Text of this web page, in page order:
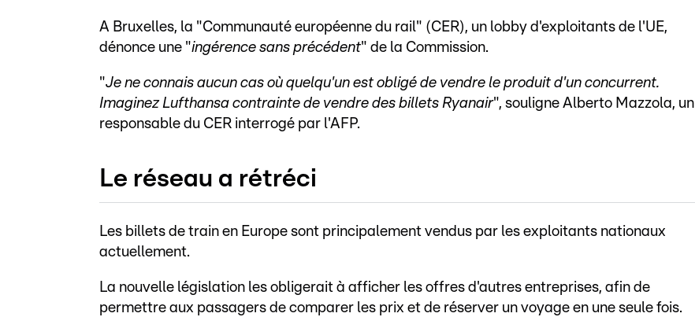
A Bruxelles, la "Communauté européenne du rail" (CER), un lobby d'exploitants de l'UE,
dénonce une "ingérence sans précédent" de la Commission.
"Je ne connais aucun cas où quelqu'un est obligé de vendre le produit d'un concurrent.
Imaginez Lufthansa contrainte de vendre des billets Ryanair", souligne Alberto Mazzola, un
responsable du CER interrogé par l'AFP.
Le réseau a rétréci
Les billets de train en Europe sont principalement vendus par les exploitants nationaux
actuellement.
La nouvelle législation les obligerait à afficher les offres d'autres entreprises, afin de
permettre aux passagers de comparer les prix et de réserver un voyage en une seule fois.